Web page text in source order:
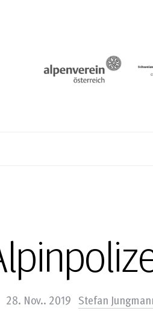
28. Nov.. 2019 Stefan